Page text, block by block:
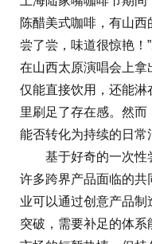
陈醋美式咖啡，有山西
尝了尝，味道很惊艳！
在山西太原演唱会上拿
仅能直接饮用，还能
里刷足了存在感。然而
能否转化为持续的日常
基于好奇的一次性
许多跨界产品面临的共
业可以通过创意产品
突破，需要补足的体